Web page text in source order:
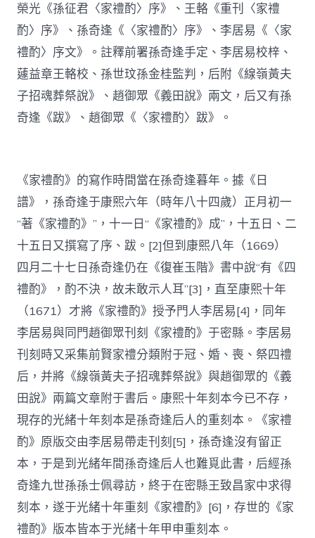
榮光《孫征君〈家禮酌〉序》、王輅《重刊〈家禮
酌〉序》、孫奇逢《〈家禮酌〉序》、李居易《〈家
禮酌〉序文》。註釋前署孫奇逢手定、李居易校梓、
蘧益章王輅校、孫世玟孫金桂監判，后附《線嶺黃夫
子招魂葬祭說》、趙御眾《義田說》兩文，后又有孫
奇逢《跋》、趙御眾《〈家禮酌〉跋》。
《家禮酌》的寫作時間當在孫奇逢暮年。據《日
譜》，孫奇逢于康熙六年（時年八十四歲）正月初一
“著《家禮酌》”，十一日“《家禮酌》成”，十五日、二
十五日又撰寫了序、跋。[2]但到康熙八年（1669）
四月二十七日孫奇逢仍在《復崔玉階》書中說“有《四
禮酌》，酌不決，故未敢示人耳”[3]，直至康熙十年
（1671）才將《家禮酌》授予門人李居易[4]，同年
李居易與同門趙御眾刊刻《家禮酌》于密縣。李居易
刊刻時又采集前賢家禮分類附于冠、婚、喪、祭四禮
后，并將《線嶺黃夫子招魂葬祭說》與趙御眾的《義
田說》兩篇文章附于書后。康熙十年刻本今已不存，
現存的光緒十年刻本是孫奇逢后人的重刻本。《家禮
酌》原版交由李居易帶走刊刻[5]，孫奇逢沒有留正
本，于是到光緒年間孫奇逢后人也難覓此書，后經孫
奇逢九世孫孫士佩尋訪，終于在密縣王致昌家中求得
刻本，遂于光緒十年重刻《家禮酌》[6]，存世的《家
禮酌》版本皆本于光緒十年甲申重刻本。